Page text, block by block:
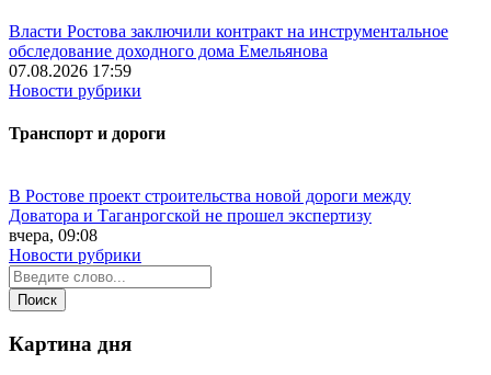
Власти Ростова заключили контракт на инструментальное
обследование доходного дома Емельянова
07.08.2026 17:59
Новости рубрики
Транспорт и дороги
В Ростове проект строительства новой дороги между
Доватора и Таганрогской не прошел экспертизу
вчера, 09:08
Новости рубрики
Картина дня